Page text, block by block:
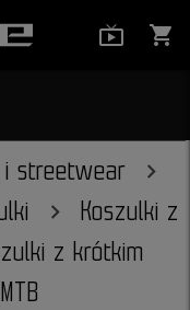
shopping_cart
i streetwear
Koszulki z
z krótkim